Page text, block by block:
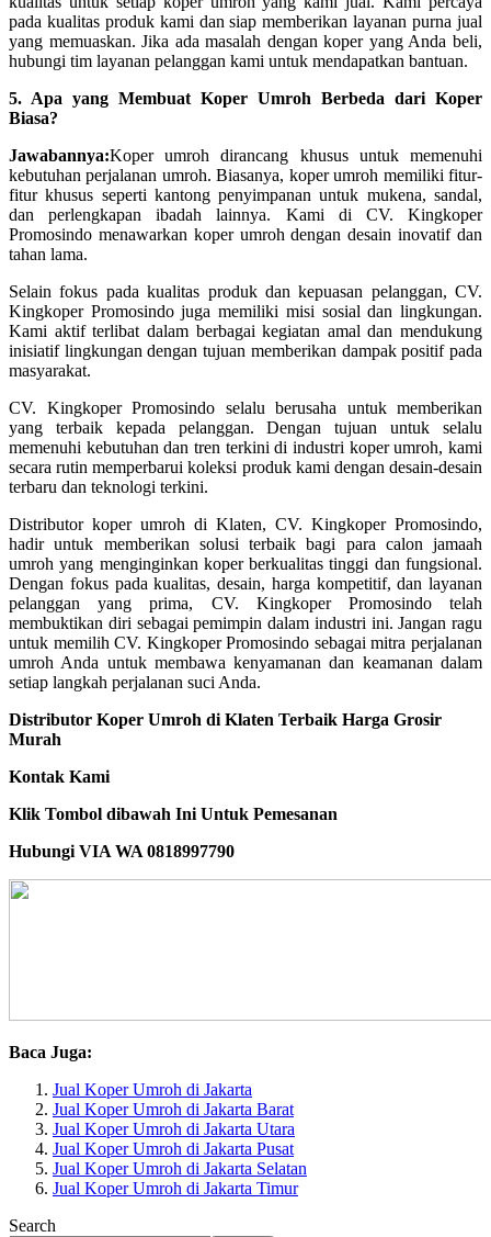
pada kualitas produk kami dan siap memberikan layanan purna jual
yang memuaskan. Jika ada masalah dengan koper yang Anda beli,
hubungi tim layanan pelanggan kami untuk mendapatkan bantuan.
5. Apa yang Membuat Koper Umroh Berbeda dari Koper
Biasa?
Jawabannya:Koper umroh dirancang khusus untuk memenuhi
kebutuhan perjalanan umroh. Biasanya, koper umroh memiliki fitur-
fitur khusus seperti kantong penyimpanan untuk mukena, sandal,
dan perlengkapan ibadah lainnya. Kami di CV. Kingkoper
Promosindo menawarkan koper umroh dengan desain inovatif dan
tahan lama.
Selain fokus pada kualitas produk dan kepuasan pelanggan, CV.
Kingkoper Promosindo juga memiliki misi sosial dan lingkungan.
Kami aktif terlibat dalam berbagai kegiatan amal dan mendukung
inisiatif lingkungan dengan tujuan memberikan dampak positif pada
masyarakat.
CV. Kingkoper Promosindo selalu berusaha untuk memberikan
yang terbaik kepada pelanggan. Dengan tujuan untuk selalu
memenuhi kebutuhan dan tren terkini di industri koper umroh, kami
secara rutin memperbarui koleksi produk kami dengan desain-desain
terbaru dan teknologi terkini.
Distributor koper umroh di Klaten, CV. Kingkoper Promosindo,
hadir untuk memberikan solusi terbaik bagi para calon jamaah
umroh yang menginginkan koper berkualitas tinggi dan fungsional.
Dengan fokus pada kualitas, desain, harga kompetitif, dan layanan
pelanggan yang prima, CV. Kingkoper Promosindo telah
membuktikan diri sebagai pemimpin dalam industri ini. Jangan ragu
untuk memilih CV. Kingkoper Promosindo sebagai mitra perjalanan
umroh Anda untuk membawa kenyamanan dan keamanan dalam
setiap langkah perjalanan suci Anda.
Distributor Koper Umroh di Klaten Terbaik Harga Grosir
Murah
Kontak Kami
Klik Tombol dibawah Ini Untuk Pemesanan
Hubungi VIA WA 0818997790
Baca Juga:
Jual Koper Umroh di Jakarta
Jual Koper Umroh di Jakarta Barat
Jual Koper Umroh di Jakarta Utara
Jual Koper Umroh di Jakarta Pusat
Jual Koper Umroh di Jakarta Selatan
Jual Koper Umroh di Jakarta Timur
Search